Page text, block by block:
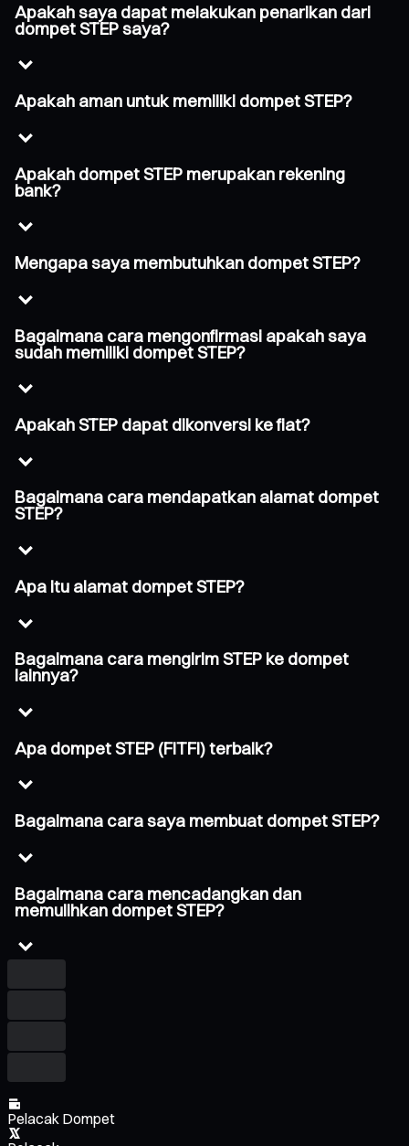
Apakah saya dapat melakukan penarikan dari
dompet STEP saya?
Apakah aman untuk memiliki dompet STEP?
Apakah dompet STEP merupakan rekening
bank?
Mengapa saya membutuhkan dompet STEP?
Bagaimana cara mengonfirmasi apakah saya
sudah memiliki dompet STEP?
Apakah STEP dapat dikonversi ke fiat?
Bagaimana cara mendapatkan alamat dompet
STEP?
Apa itu alamat dompet STEP?
Bagaimana cara mengirim STEP ke dompet
lainnya?
Apa dompet STEP (FITFI) terbaik?
Bagaimana cara saya membuat dompet STEP?
Bagaimana cara mencadangkan dan
memulihkan dompet STEP?
Pelacak Dompet